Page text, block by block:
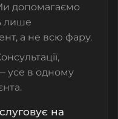
допомагаємо
лише
а не всю фару.
усе в одному
на